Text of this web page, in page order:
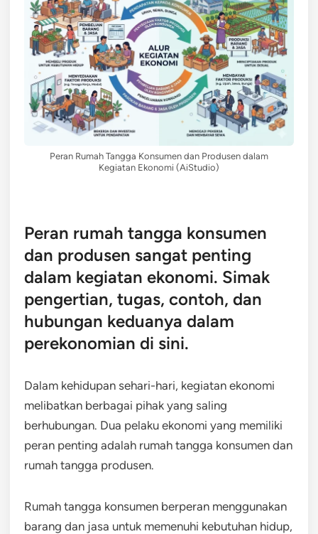
Peran Rumah Tangga Konsumen dan Produsen dalam
Kegiatan Ekonomi (AiStudio)
Peran rumah tangga konsumen
dan produsen sangat penting
dalam kegiatan ekonomi. Simak
pengertian, tugas, contoh, dan
hubungan keduanya dalam
perekonomian di sini.
Dalam kehidupan sehari-hari, kegiatan ekonomi
melibatkan berbagai pihak yang saling
berhubungan. Dua pelaku ekonomi yang memiliki
peran penting adalah rumah tangga konsumen dan
rumah tangga produsen.
Rumah tangga konsumen berperan menggunakan
barang dan jasa untuk memenuhi kebutuhan hidup,